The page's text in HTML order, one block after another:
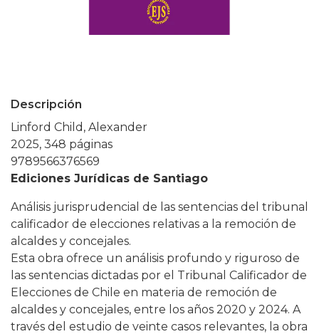
Descripción
Linford Child, Alexander
2025, 348 páginas
9789566376569
Ediciones Jurídicas de Santiago
Análisis jurisprudencial de las sentencias del tribunal
calificador de elecciones relativas a la remoción de
alcaldes y concejales.
Esta obra ofrece un análisis profundo y riguroso de
las sentencias dictadas por el Tribunal Calificador de
Elecciones de Chile en materia de remoción de
alcaldes y concejales, entre los años 2020 y 2024. A
través del estudio de veinte casos relevantes, la obra